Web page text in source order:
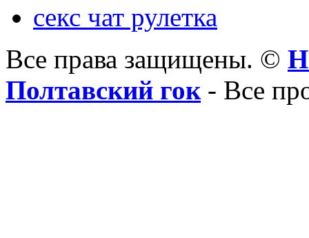
секс чат рулетка
Все права защищены. ©
Полтавский гок- Все